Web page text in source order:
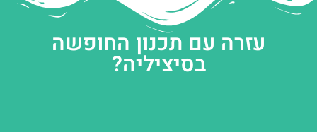
עזרה עם תכנון החופשה
בסיציליה?